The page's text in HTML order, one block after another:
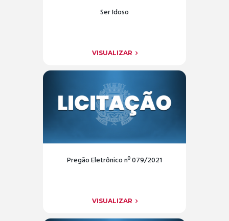
Ser Idoso
VISUALIZAR
Pregão Eletrônico nº 079/2021
VISUALIZAR